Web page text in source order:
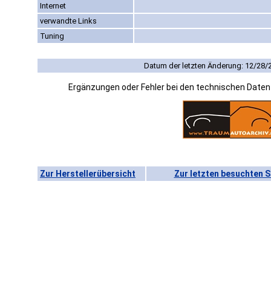
Internet
verwandte Links
Tuning
Datum der letzten Änderung: 12/28/
Ergänzungen oder Fehler bei den technischen
Zur Herstellerübersicht Zur letzten besuchten